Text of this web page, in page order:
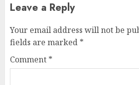
Leave a Reply
Your email address will not be
fields are marked *
Comment *